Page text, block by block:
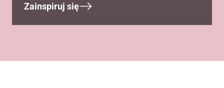
Zainspiruj się